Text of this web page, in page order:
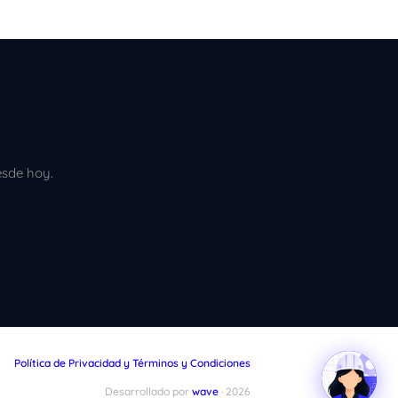
hoy.
Política de Privacidad y Términos y Condiciones
Desarrollado por wave · 2026